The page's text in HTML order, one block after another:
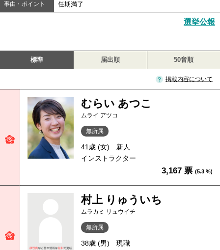
事由・ポイント 任期満了
選挙公報
標準 届出順 50音順
掲載内容について
むらい あつこ
ムライ アツコ
無所属
41歳 (女)
新人
インストラクター
3,167 票 (5.3 %)
村上 りゅういち
ムラカミ リュウイチ
無所属
38歳 (男)
現職